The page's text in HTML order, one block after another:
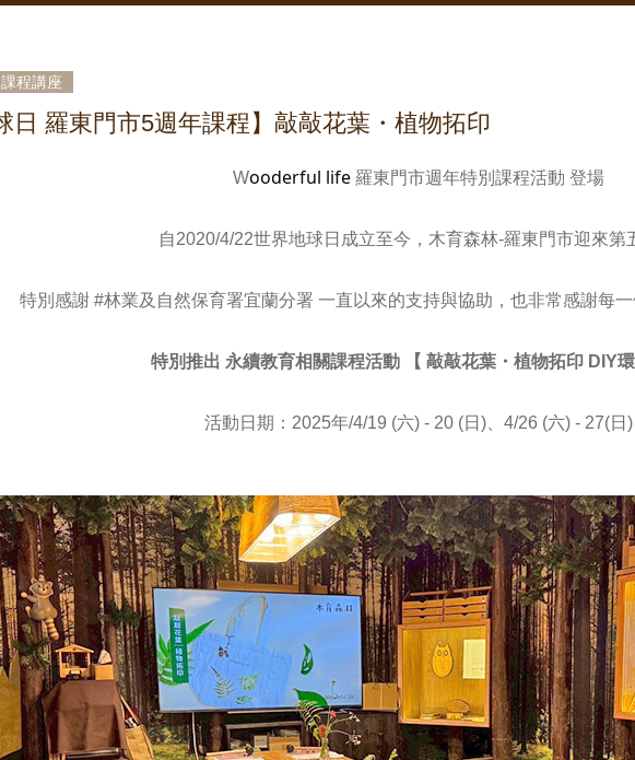
課程講座
日 羅東門市5週年課程】敲敲花葉・植物拓印
Wooderful life 羅東門市週年特別課程活動 登場
自2020/4/22世界地球日成立至今，木育森林-羅東門市迎來第
特別感謝 #林業及自然保育署宜蘭分署 一直以來的支持與協助，也非常感謝每一
特別推出 永續教育相關課程活動 【 敲敲花葉・植物拓印 DIY
活動日期：2025年/4/19 (六) - 20 (日)、4/26 (六) - 27(日)